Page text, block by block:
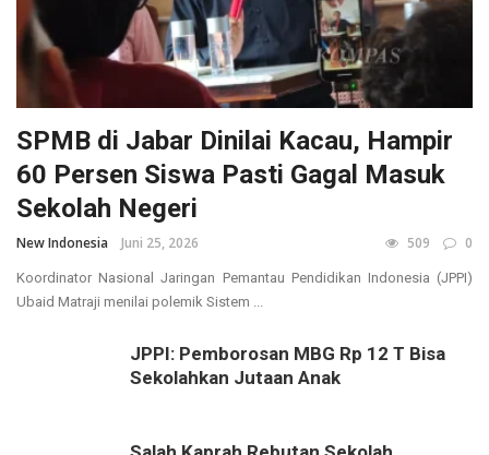
SPMB di Jabar Dinilai Kacau, Hampir
60 Persen Siswa Pasti Gagal Masuk
Sekolah Negeri
New Indonesia Juni 25, 2026 509 0
Koordinator Nasional Jaringan Pemantau Pendidikan Indonesia (JPPI)
Ubaid Matraji menilai polemik Sistem ...
JPPI: Pemborosan MBG Rp 12 T Bisa
Sekolahkan Jutaan Anak